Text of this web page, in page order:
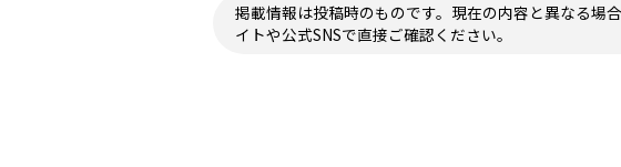
掲載情報は投稿時のものです。現在の内容と異なる場
イトや公式SNSで直接ご確認ください。